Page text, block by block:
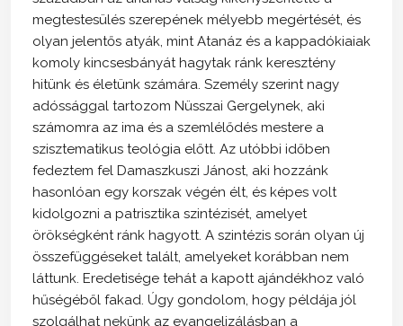
megtestesülés szerepének mélyebb megértését, és
olyan jelentős atyák, mint Atanáz és a kappadókiaiak
komoly kincsesbányát hagytak ránk keresztény
hitünk és életünk számára. Személy szerint nagy
adóssággal tartozom Nüsszai Gergelynek, aki
számomra az ima és a szemlélődés mestere a
szisztematikus teológia előtt. Az utóbbi időben
fedeztem fel Damaszkuszi Jánost, aki hozzánk
hasonlóan egy korszak végén élt, és képes volt
kidolgozni a patrisztika szintézisét, amelyet
örökségként ránk hagyott. A szintézis során olyan új
összefüggéseket talált, amelyeket korábban nem
láttunk. Eredetisége tehát a kapott ajándékhoz való
hűségéből fakad. Úgy gondolom, hogy példája jól
szolgálhat nekünk az evangelizálásban a